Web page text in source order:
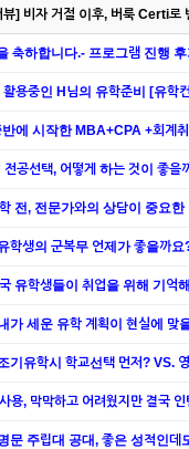
] 비자 거절 이후, 버룩 Certi로
축하합니다.- 프로그램 진행
활용중인 H님의 유학준비 [유학
에 시작한 MBA+CPA +회계
전공선택, 어떻게 하는 것이 좋을
전, 전문가와의 상담이 중요한
학생의 군복무 언제가 좋을까요
유학생들이 취업을 위해 기억
가 세운 유학 계획이 현실에 맞
기유학시 학교선택 먼저? VS.
용, 막막하고 어려웠지만 결국
문 주립대 공대, 좋은 성적인